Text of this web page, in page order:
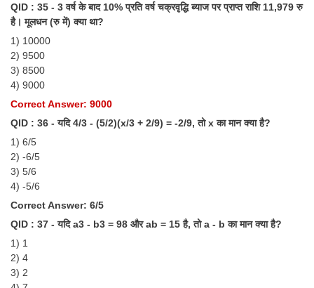
QID : 35 - 3 वर्ष के बाद 10% प्रति वर्ष चक्रवृद्धि ब्याज पर प्राप्त राशि 11,979 रु
है। मूलधन (रु में) क्या था?
1) 10000
2) 9500
3) 8500
4) 9000
Correct Answer: 9000
QID : 36 - यदि 4/3 - (5/2)(x/3 + 2/9) = -2/9, तो x का मान क्या है?
1) 6/5
2) -6/5
3) 5/6
4) -5/6
Correct Answer: 6/5
QID : 37 - यदि a3 - b3 = 98 और ab = 15 है, तो a - b का मान क्या है?
1) 1
2) 4
3) 2